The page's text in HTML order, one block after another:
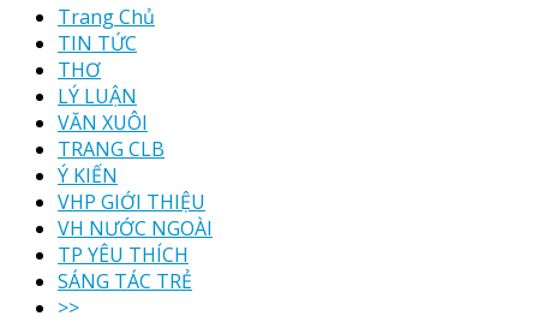
Trang Chủ
TIN TỨC
THƠ
LÝ LUẬN
VĂN XUÔI
TRANG CLB
Ý KIẾN
VHP GIỚI THIỆU
VH NƯỚC NGOÀI
TP YÊU THÍCH
SÁNG TÁC TRẺ
>>